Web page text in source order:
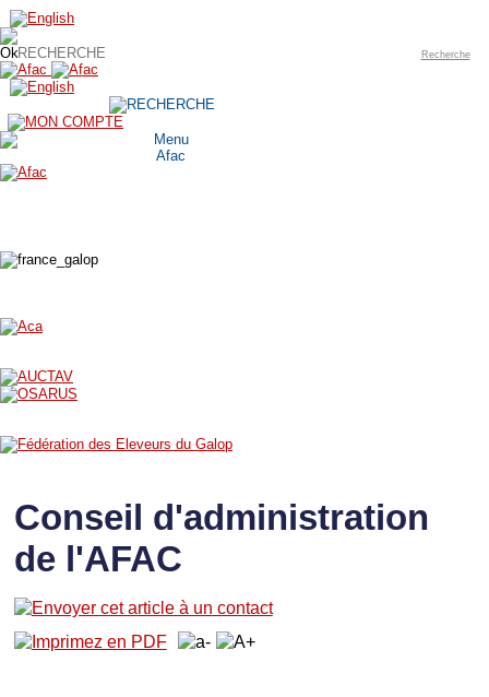
Recherche
Conseil d'administration
de l'AFAC